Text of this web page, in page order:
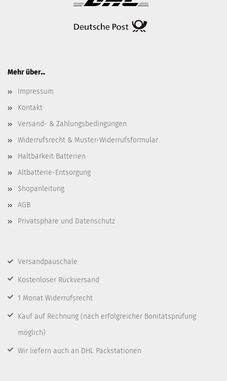
Mehr über...
Impressum
Kontakt
Versand- & Zahlungsbedingungen
Widerrufsrecht & Muster-Widerrufsformular
Haltbarkeit Batterien
Altbatterie-Entsorgung
Shopanleitung
AGB
Privatsphäre und Datenschutz
Versandpauschale
Kostenloser Rückversand
1 Monat Widerrufsrecht
Kauf auf Rechnung (nach erfolgreicher Bonitätsprüfung
möglich)
Wir liefern auch an DHL Packstationen